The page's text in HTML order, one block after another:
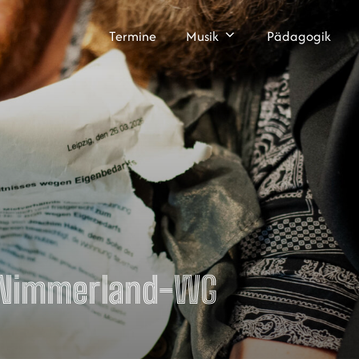
Termine Musik Pädagogik
WG